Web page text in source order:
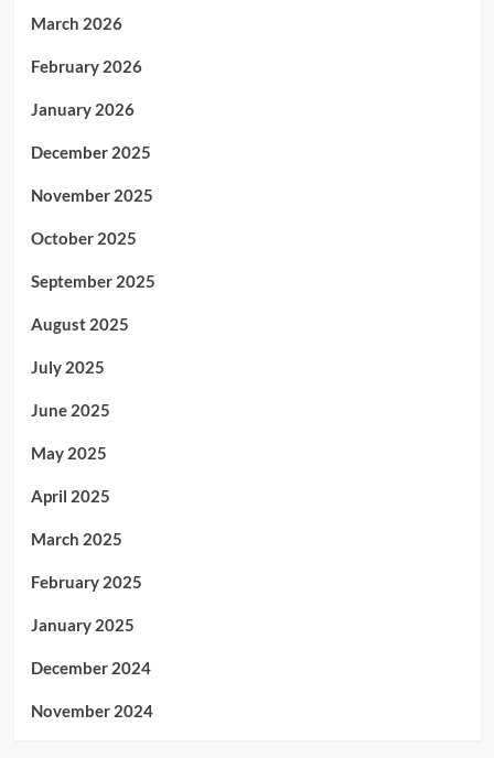
March 2026
February 2026
January 2026
December 2025
November 2025
October 2025
September 2025
August 2025
July 2025
June 2025
May 2025
April 2025
March 2025
February 2025
January 2025
December 2024
November 2024